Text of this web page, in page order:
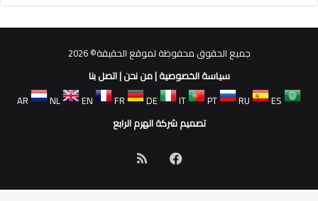
جميع الحقوق محفوظة لموقع الحقيقة© 2026
سياسة الخصوصية|من نحن|اتصل بنا
AR
NL EN FR DE IT PT RU
ES
تصميم شركة الهرم الرابع
فيسبوك
الموقع